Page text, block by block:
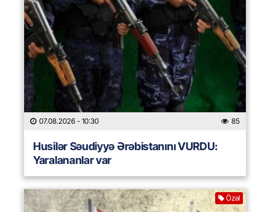
07.08.2026 - 10:30 85
Husilər Səudiyyə Ərəbistanını VURDU:
Yaralananlar var
Özəl